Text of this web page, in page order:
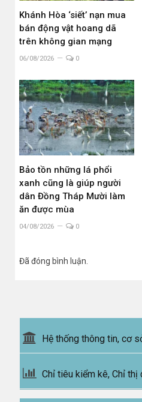
Khánh Hòa ‘siết’ nạn mua
bán động vật hoang dã
trên không gian mạng
06/08/2026 0
Bảo tồn những lá phổi
xanh cũng là giúp người
dân Đồng Tháp Mười làm
ăn được mùa
04/08/2026 0
Đã đóng bình luận.
Hệ thống thông tin, cơ
Chỉ tiêu kiểm kê, Chỉ thị